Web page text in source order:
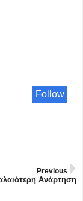
Follow
Previous
Ανάρτηση